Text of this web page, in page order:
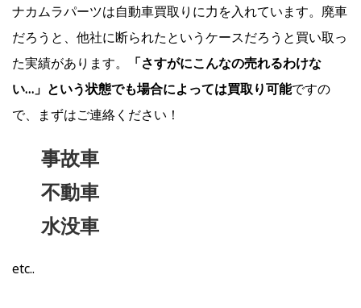
ナカムラパーツは自動車買取りに力を入れています。廃車
だろうと、他社に断られたというケースだろうと買い取っ
た実績があります。
「さすがにこんなの売れるわけな
い…」という状態でも場合によっては買取り可能ですの
で、まずはご連絡ください！
事故車
不動車
水没車
etc..